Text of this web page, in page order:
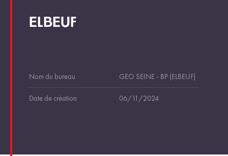
ELBEUF
Nom du bureau GEO SEINE - BP (ELBEUF)
Date de création 06/11/2024